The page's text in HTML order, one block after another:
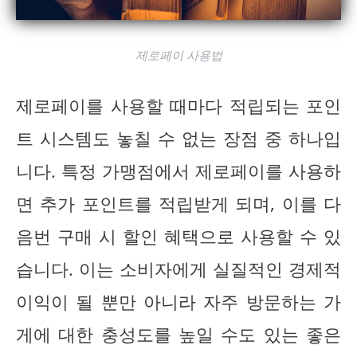
제로페이 사용법
제로페이를 사용할 때마다 적립되는 포인
트 시스템도 놓칠 수 없는 장점 중 하나입
니다. 특정 가맹점에서 제로페이를 사용하
면 추가 포인트를 적립받게 되며, 이를 다
음번 구매 시 할인 혜택으로 사용할 수 있
습니다. 이는 소비자에게 실질적인 경제적
이익이 될 뿐만 아니라 자주 방문하는 가
게에 대한 충성도를 높일 수도 있는 좋은